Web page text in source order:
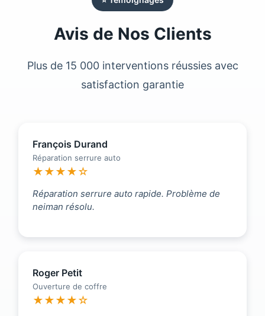
Avis de Nos Clients
Plus de 15 000 interventions réussies avec
satisfaction garantie
François Durand
Réparation serrure auto
★★★★☆
Réparation serrure auto rapide. Problème de
neiman résolu.
Roger Petit
Ouverture de coffre
★★★★☆